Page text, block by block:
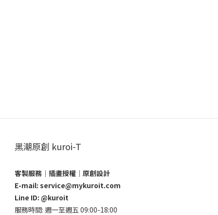
黑潮原創 kuroi-T
客製服務｜插畫授權｜原創設計
E-mail: service@mykuroit.com
Line ID: @kuroit
服務時間: 週一至週五 09:00-18:00